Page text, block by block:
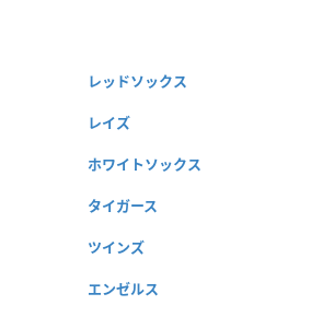
レッドソックス
レイズ
ホワイトソックス
タイガース
ツインズ
エンゼルス